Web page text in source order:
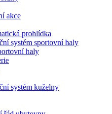
akce
prohlídka
systém sportovní haly
haly
systém kuželny